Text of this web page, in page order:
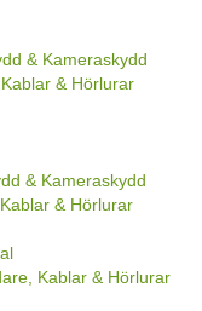
& Kameraskydd
& Hörlurar
& Kameraskydd
& Hörlurar
Kablar & Hörlurar